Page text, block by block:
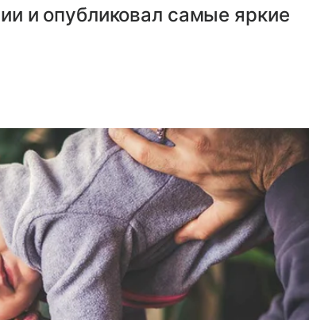
и опубликовал самые яркие